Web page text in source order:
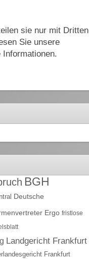
sie nur mit
Sie unsere
BGH
Deutsche
Ergo fristlose
Landgericht Frankfurt
Frankfurt